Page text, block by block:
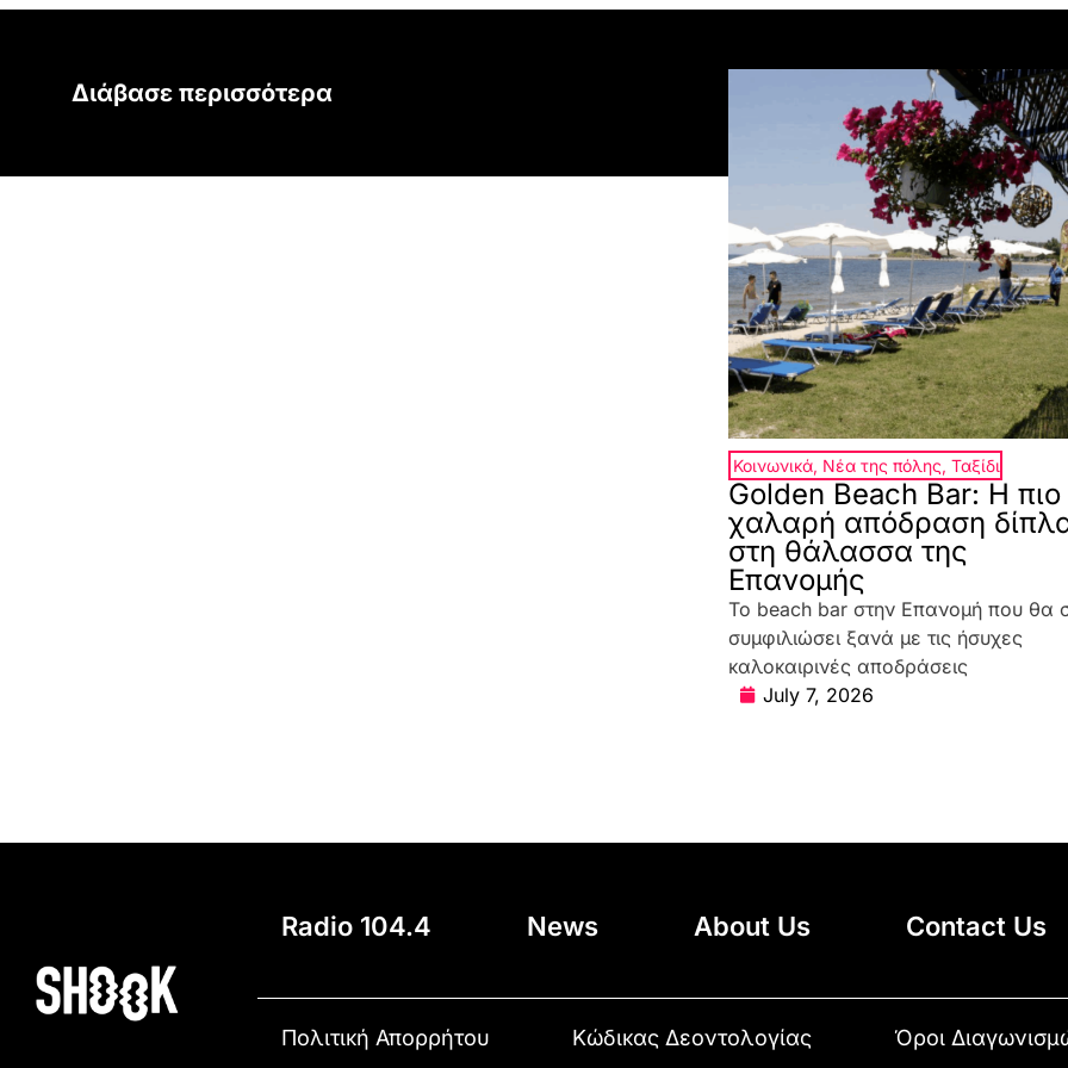
Διάβασε περισσότερα
Κοινωνικά, Νέα της πόλης, Ταξίδι
Golden Beach Bar: Η πιο
χαλαρή απόδραση
στη θάλασσα της
Επανομής
Το beach bar στην Επανομή που θα
συμφιλιώσει ξανά με τις ήσυχες
καλοκαιρινές αποδράσεις
July 7, 2026
Radio 104.4 News About Us Contact Us
Πολιτική Απορρήτου Κώδικας Δεοντολογίας Όροι